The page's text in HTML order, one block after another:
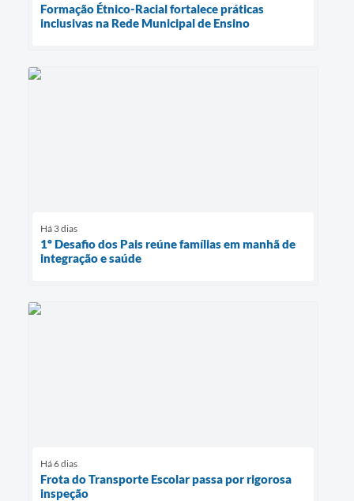
Formação Étnico-Racial fortalece práticas
inclusivas na Rede Municipal de Ensino
Há 3 dias
1º Desafio dos Pais reúne famílias em manhã de
integração e saúde
Há 6 dias
Frota do Transporte Escolar passa por rigorosa
inspeção